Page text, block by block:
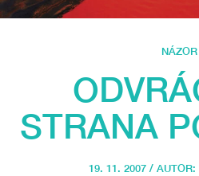
NÁZOR
STRANA
19. 11. 2007 / AUTOR: